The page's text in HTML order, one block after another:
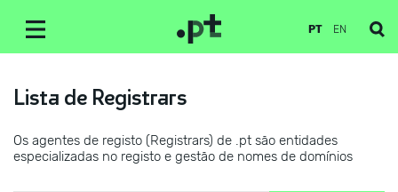
PT EN
Lista de Registrars
Os agentes de registo (Registrars) de .pt são entidades
especializadas no registo e gestão de nomes de domínios